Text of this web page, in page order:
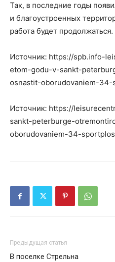
Так, в последние годы
и благоустроенных
работа будет продолжаться.
Источник: https://spb.info-
etom-godu-v-sankt-
osnastit-oborudovaniem-34-
Источник: https://
sankt-peterburge-
oborudovaniem-34-
Предыдущая статья
В поселке Стрельна